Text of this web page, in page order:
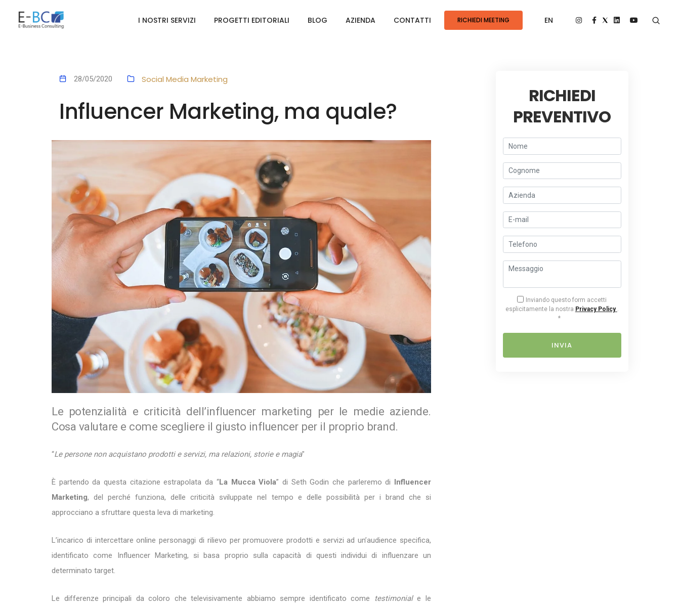
I NOSTRI SERVIZI PROGETTI EDITORIALI BLOG AZIENDA CONTATTI RICHIEDI MEETING EN
28/05/2020 Social Media Marketing
Influencer Marketing, ma quale?
Le potenzialità e criticità dell’influencer marketing per le medie aziende.
Cosa valutare e come scegliere il giusto influencer per il proprio brand.
“Le persone non acquistano prodotti e servizi, ma relazioni, storie e magia"
È partendo da questa citazione estrapolata da “La Mucca Viola” di Seth Godin che parleremo di Influencer
Marketing, del perché funziona, delle criticità sviluppate nel tempo e delle possibilità per i brand che si
approcciano a sfruttare questa leva di marketing.
L’incarico di intercettare online personaggi di rilievo per promuovere prodotti e servizi ad un’audience specifica,
identificato come Influencer Marketing, si basa proprio sulla capacità di questi individui di influenzare un
determinato target.
Le differenze principali da coloro che televisivamente abbiamo sempre identificato come testimoniale le
RICHIEDI
PREVENTIVO
Inviando questo form accetti
esplicitamente la nostra Privacy Policy .
*
INVIA